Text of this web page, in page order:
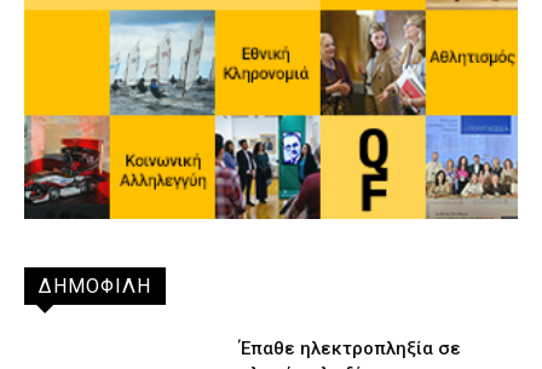
ΔΗΜΟΦΙΛΗ
Έπαθε ηλεκτροπληξία σε